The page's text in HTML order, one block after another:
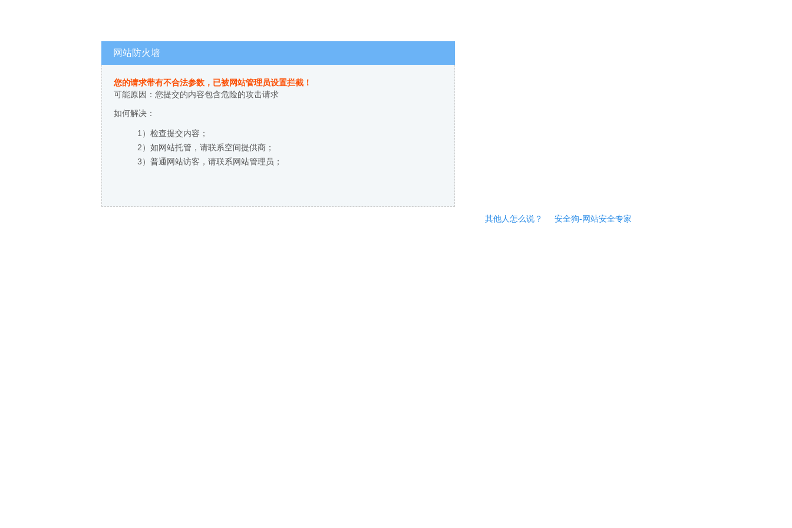
网站防火墙
您的请求带有不合法参数，已被网站管理员设置拦截！
可能原因：您提交的内容包含危险的攻击请求
如何解决：
1）检查提交内容；
2）如网站托管，请联系空间提供商；
3）普通网站访客，请联系网站管理员；
其他人怎么说？ 安全狗-网站安全专家